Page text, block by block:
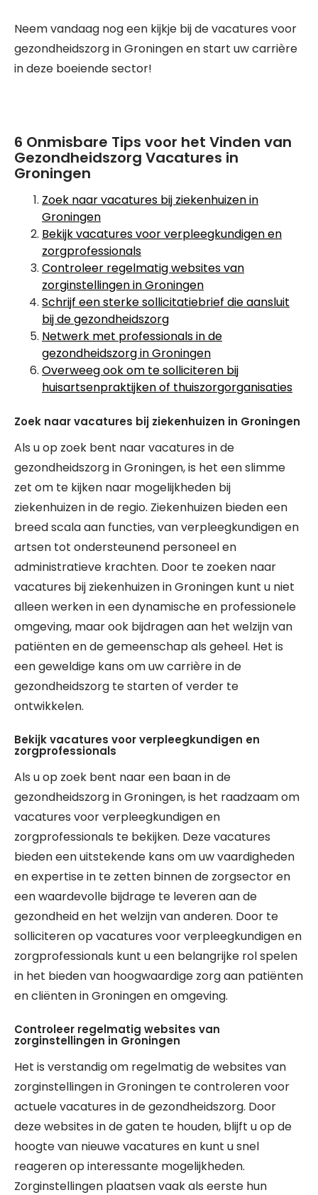
Neem vandaag nog een kijkje bij de vacatures voor
gezondheidszorg in Groningen en start uw carrière
in deze boeiende sector!
6 Onmisbare Tips voor het Vinden van
Gezondheidszorg Vacatures in
Groningen
Zoek naar vacatures bij ziekenhuizen in
Groningen
Bekijk vacatures voor verpleegkundigen en
zorgprofessionals
Controleer regelmatig websites van
zorginstellingen in Groningen
Schrijf een sterke sollicitatiebrief die aansluit
bij de gezondheidszorg
Netwerk met professionals in de
gezondheidszorg in Groningen
Overweeg ook om te solliciteren bij
huisartsenpraktijken of thuiszorgorganisaties
Zoek naar vacatures bij ziekenhuizen in Groningen
Als u op zoek bent naar vacatures in de
gezondheidszorg in Groningen, is het een slimme
zet om te kijken naar mogelijkheden bij
ziekenhuizen in de regio. Ziekenhuizen bieden een
breed scala aan functies, van verpleegkundigen en
artsen tot ondersteunend personeel en
administratieve krachten. Door te zoeken naar
vacatures bij ziekenhuizen in Groningen kunt u niet
alleen werken in een dynamische en professionele
omgeving, maar ook bijdragen aan het welzijn van
patiënten en de gemeenschap als geheel. Het is
een geweldige kans om uw carrière in de
gezondheidszorg te starten of verder te
ontwikkelen.
Bekijk vacatures voor verpleegkundigen en
zorgprofessionals
Als u op zoek bent naar een baan in de
gezondheidszorg in Groningen, is het raadzaam om
vacatures voor verpleegkundigen en
zorgprofessionals te bekijken. Deze vacatures
bieden een uitstekende kans om uw vaardigheden
en expertise in te zetten binnen de zorgsector en
een waardevolle bijdrage te leveren aan de
gezondheid en het welzijn van anderen. Door te
solliciteren op vacatures voor verpleegkundigen en
zorgprofessionals kunt u een belangrijke rol spelen
in het bieden van hoogwaardige zorg aan patiënten
en cliënten in Groningen en omgeving.
Controleer regelmatig websites van
zorginstellingen in Groningen
Het is verstandig om regelmatig de websites van
zorginstellingen in Groningen te controleren voor
actuele vacatures in de gezondheidszorg. Door
deze websites in de gaten te houden, blijft u op de
hoogte van nieuwe vacatures en kunt u snel
reageren op interessante mogelijkheden.
Zorginstellingen plaatsen vaak als eerste hun